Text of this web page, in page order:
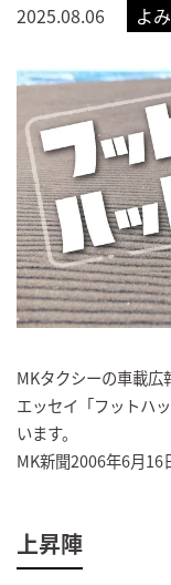
2025.08.06 よ
MKタクシーの車載広
エッセイ「フットハ
います。
MK新聞2006年6月16
上昇陣